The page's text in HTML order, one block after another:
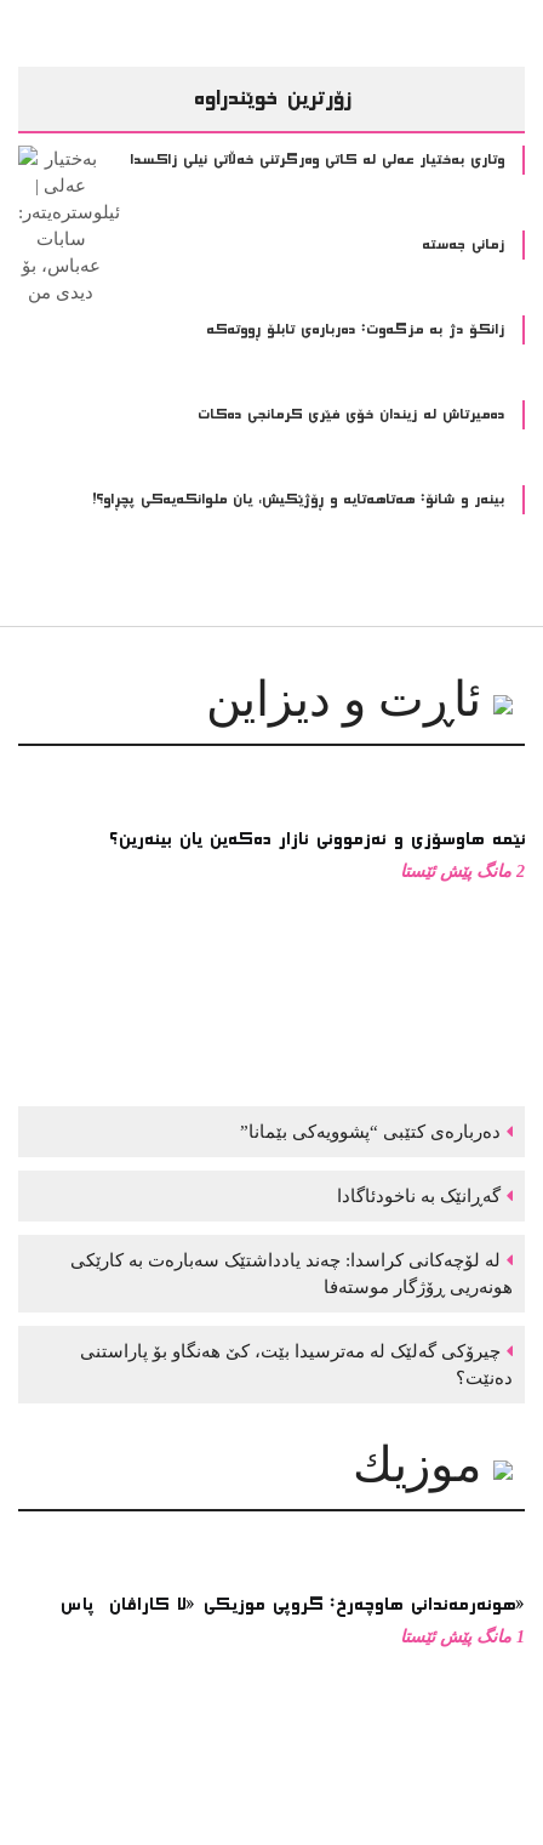
زۆرترین خوێندراوە
وتاری بەختیار عەلی لە کاتی وەرگرتنی خەڵاتی نیلی زاکسدا
زمانی جەستە
زانکۆ دژ بە مزگەوت: دەربارەى تابلۆ ڕووتەکە
ده‌میرتاش له‌ زیندان خۆی فێری كرمانجی ده‌كات
بینەر و شانۆ: هەتاھەتایە و ڕۆژێکیش، یان ملوانکەیەکی پچڕاو؟!
ئێمە هاوسۆزی و ئەزموونی ئازار دەکەین یان بینەرین؟
2 مانگ پێش ئێستا
دەربارەی کتێبی “پشوویەکی بێمانا”
گەڕانێک بە ناخودئاگادا
لە لۆچەکانی کراسدا: چەند یادداشتێک سەبارەت بە کارێکی
هونەریی ڕۆژگار موستەفا
چیرۆکی گەلێک لە مەترسیدا بێت، کێ هەنگاو بۆ پاراستنی
دەنێت؟
هونەرمەندانی هاوچەرخ: گروپی موزیكی «لا كاراڤان پاس»
1 مانگ پێش ئێستا